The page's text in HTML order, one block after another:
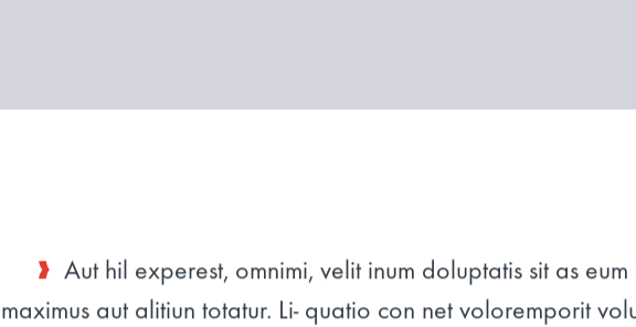
Aut hil experest, omnimi, velit inum doluptatis sit as
maximus aut alitiun totatur. Li- quatio con net voloremporit